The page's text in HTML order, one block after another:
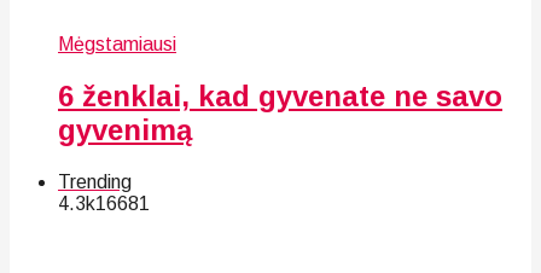
Mėgstamiausi
6 ženklai, kad gyvenate ne savo
gyvenimą
Trending
4.3k16681